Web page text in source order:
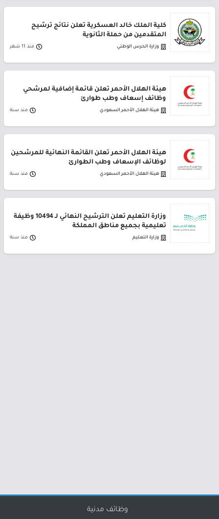
كلية الملك خالد العسكرية تعلن نتائج ترشيح
المتقدمين من حملة الثانوية
وزارة الحرس الوطني منذ 11 شهر
هيئة الهلال الأحمر تعلن قائمة إضافية لمرشحي
وظائف إسعاف وطب طوارئ
هيئة الهلال الأحمر السعودي منذ سنة
هيئة الهلال الأحمر تعلن القائمة النهائية للمرشحين
لوظائف الإسعاف وطب الطوارئ
هيئة الهلال الأحمر السعودي منذ سنة
وزارة التعليم تعلن الترشيح النهائي لـ 10494 وظيفة
تعليمية بجميع مناطق المملكة
وزارة التعليم منذ سنة
وظائف مدنية